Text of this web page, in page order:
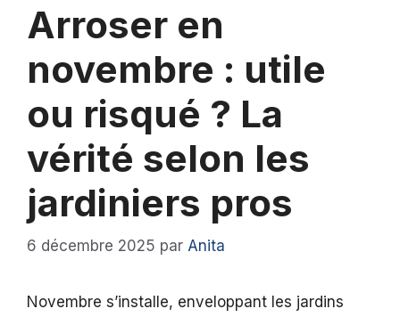
Arroser en
novembre : utile
ou risqué ? La
vérité selon les
jardiniers pros
6 décembre 2025 par Anita
Novembre s’installe, enveloppant les jardins